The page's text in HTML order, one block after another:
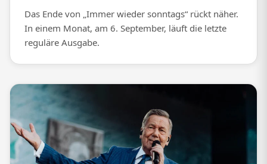
Das Ende von „Immer wieder sonntags“ rückt näher.
In einem Monat, am 6. September, läuft die letzte
reguläre Ausgabe.